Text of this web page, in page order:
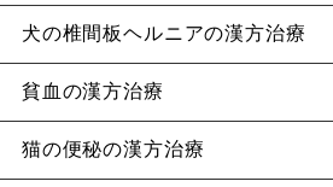
犬の椎間板ヘルニアの漢方治療
貧血の漢方治療
猫の便秘の漢方治療